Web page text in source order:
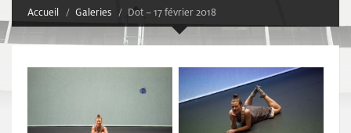
Accueil Galeries Dot – 17 février 2018